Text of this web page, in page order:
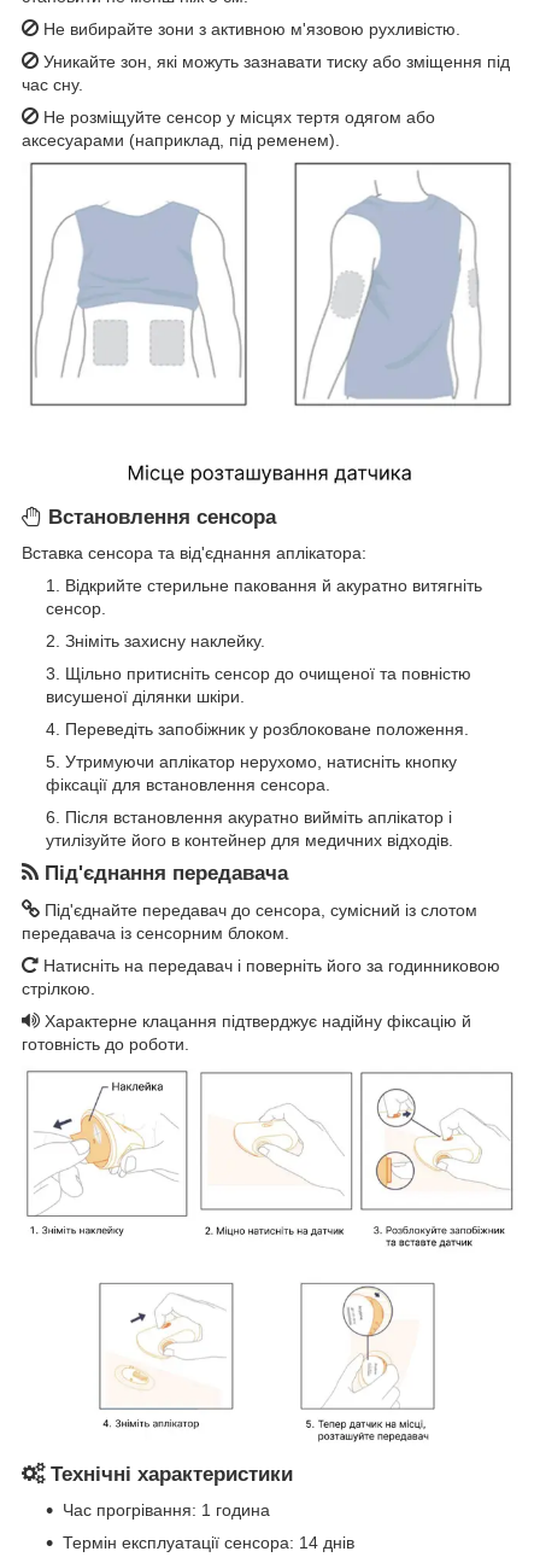
Не вибирайте зони з активною м'язовою рухливістю.
Уникайте зон, які можуть зазнавати тиску або зміщення під
час сну.
Не розміщуйте сенсор у місцях тертя одягом або
аксесуарами (наприклад, під ременем).
Встановлення сенсора
Вставка сенсора та від'єднання аплікатора:
Відкрийте стерильне паковання й акуратно витягніть
сенсор.
Зніміть захисну наклейку.
Щільно притисніть сенсор до очищеної та повністю
висушеної ділянки шкіри.
Переведіть запобіжник у розблоковане положення.
Утримуючи аплікатор нерухомо, натисніть кнопку
фіксації для встановлення сенсора.
Після встановлення акуратно вийміть аплікатор і
утилізуйте його в контейнер для медичних відходів.
Під'єднання передавача
Під'єднайте передавач до сенсора, сумісний із слотом
передавача із сенсорним блоком.
Натисніть на передавач і поверніть його за годинниковою
стрілкою.
Характерне клацання підтверджує надійну фіксацію й
готовність до роботи.
Технічні характеристики
Час прогрівання: 1 година
Термін експлуатації сенсора: 14 днів